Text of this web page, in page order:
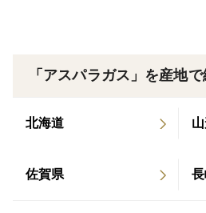
「アスパラガス」を産地
北海道
佐賀県